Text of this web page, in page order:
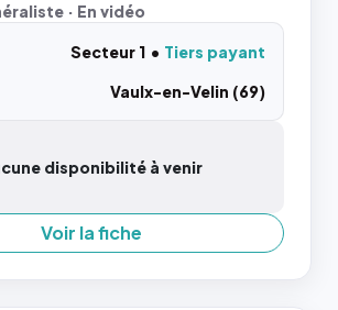
· En vidéo
Secteur 1
Tiers payant
Vaulx-en-Velin (69)
disponibilité à venir
Voir la fiche